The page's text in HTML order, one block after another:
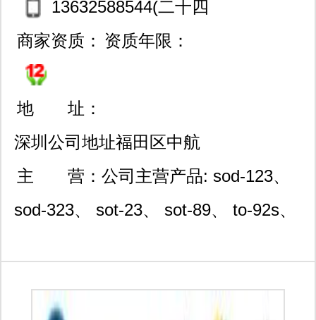
om优化)13632588544(二十四
小时工作状态,欢迎工作时
间外来电)
商家资质： 资质年限：
地 址：
深圳公司地址福田区中航
路新亚洲电子商城二期国
利大厦1436室/门市地址：
单配套服务及bom优化,主
主 营： 公司主营产品: sod-123、
sod-323、 sot-23、 sot-89、 to-92s、
立器件 本司专业于世界顶级品牌如长